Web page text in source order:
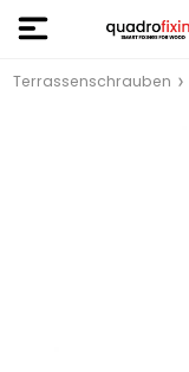
Terrassenschrauben